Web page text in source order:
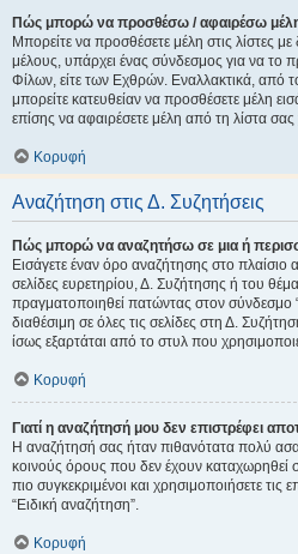
Πώς μπορώ να προσθέσω / αφαιρέσω μέλη
Μπορείτε να προσθέσετε μέλη στις λίστες
μέλους, υπάρχει ένας σύνδεσμος για να το
Φίλων, είτε των Εχθρών. Εναλλακτικά, από
μπορείτε κατευθείαν να προσθέσετε μέλη
επίσης να αφαιρέσετε μέλη από τη λίστα
Κορυφή
Αναζήτηση στις Δ. Συζητήσεις
Πώς μπορώ να αναζητήσω σε μια ή
Εισάγετε έναν όρο αναζήτησης στο πλαίσιο
σελίδες ευρετηρίου, Δ. Συζήτησης ή του
πραγματοποιηθεί πατώντας στον σύνδεσμο
διαθέσιμη σε όλες τις σελίδες στη Δ.
ίσως εξαρτάται από το στυλ που
Κορυφή
Γιατί η αναζήτησή μου δεν επιστρέφει
Η αναζήτησή σας ήταν πιθανότατα πολύ
κοινούς όρους που δεν έχουν καταχωρηθεί
πιο συγκεκριμένοι και χρησιμοποιήσετε τις
“Ειδική αναζήτηση”.
Κορυφή